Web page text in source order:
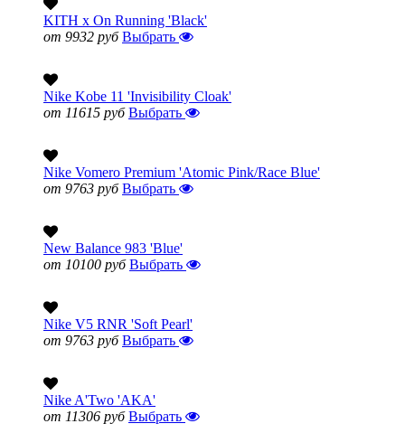
KITH x On Running 'Black'
от 9932 руб Выбрать
Nike Kobe 11 'Invisibility Cloak'
от 11615 руб Выбрать
Nike Vomero Premium 'Atomic Pink/Race Blue'
от 9763 руб Выбрать
New Balance 983 'Blue'
от 10100 руб Выбрать
Nike V5 RNR 'Soft Pearl'
от 9763 руб Выбрать
Nike A'Two 'AKA'
от 11306 руб Выбрать